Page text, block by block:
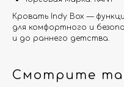
Кровать Indy Box —
для комфортного и
и до раннего детства.
Смотрите